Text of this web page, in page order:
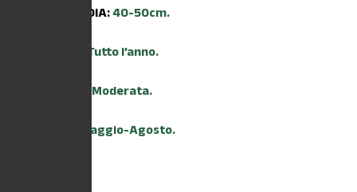
ALTEZZA MEDIA:40-50cm.
Tutto l’anno.
Moderata.
Maggio-Agosto.